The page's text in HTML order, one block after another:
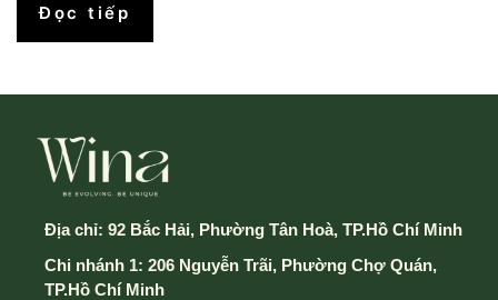
Đọc tiếp
Địa chỉ: 92 Bắc Hải, Phường Tân Hoà, TP.Hồ Chí Minh
Chi nhánh 1: 206 Nguyễn Trãi, Phường Chợ Quán,
TP.Hồ Chí Minh